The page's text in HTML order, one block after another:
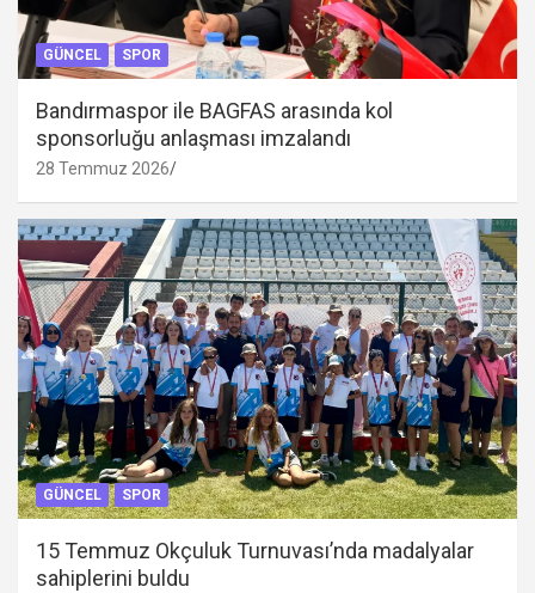
GÜNCEL SPOR
Bandırmaspor ile BAGFAS arasında kol
sponsorluğu anlaşması imzalandı
28 Temmuz 2026
GÜNCEL SPOR
15 Temmuz Okçuluk Turnuvası’nda madalyalar
sahiplerini buldu